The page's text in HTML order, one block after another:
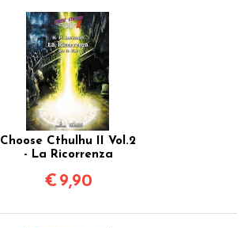
Choose Cthulhu II Vol.2
- La Ricorrenza
€ 9,90